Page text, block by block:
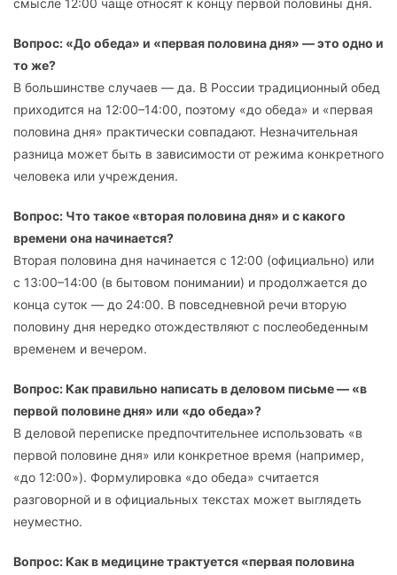
смысле 12:00 чаще относят к концу первой половины дня.
Вопрос: «До обеда» и «первая половина дня» — это одно и
то же?
В большинстве случаев — да. В России традиционный обед
приходится на 12:00–14:00, поэтому «до обеда» и «первая
половина дня» практически совпадают. Незначительная
разница может быть в зависимости от режима конкретного
человека или учреждения.
Вопрос: Что такое «вторая половина дня» и с какого
времени она начинается?
Вторая половина дня начинается с 12:00 (официально) или
с 13:00–14:00 (в бытовом понимании) и продолжается до
конца суток — до 24:00. В повседневной речи вторую
половину дня нередко отождествляют с послеобеденным
временем и вечером.
Вопрос: Как правильно написать в деловом письме — «в
первой половине дня» или «до обеда»?
В деловой переписке предпочтительнее использовать «в
первой половине дня» или конкретное время (например,
«до 12:00»). Формулировка «до обеда» считается
разговорной и в официальных текстах может выглядеть
неуместно.
Вопрос: Как в медицине трактуется «первая половина